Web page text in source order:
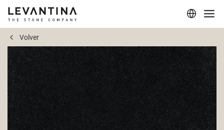
Corporativo
Materiales
Proyectos
Aplicaciones
Volver